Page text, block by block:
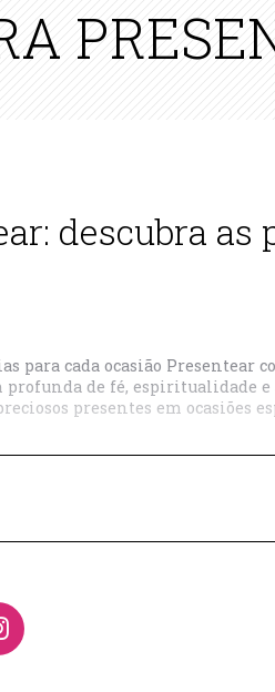
descubra as
para cada ocasião
de fé, espiritualidade
presentes em ocasiões
Instagram